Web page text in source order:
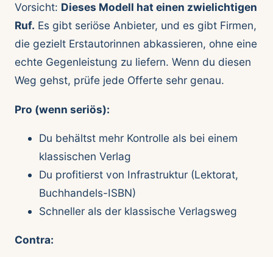
Vorsicht: Dieses Modell hat einen zwielichtigen
Ruf. Es gibt seriöse Anbieter, und es gibt Firmen,
die gezielt Erstautorinnen abkassieren, ohne eine
echte Gegenleistung zu liefern. Wenn du diesen
Weg gehst, prüfe jede Offerte sehr genau.
Pro (wenn seriös):
Du behältst mehr Kontrolle als bei einem
klassischen Verlag
Du profitierst von Infrastruktur (Lektorat,
Buchhandels-ISBN)
Schneller als der klassische Verlagsweg
Contra: